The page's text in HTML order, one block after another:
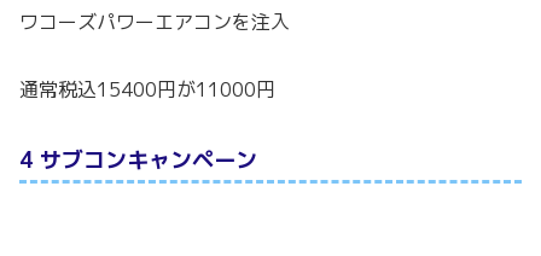
ワコーズパワーエアコンを注入
通常税込15400円が11000円
4 サブコンキャンペーン